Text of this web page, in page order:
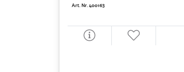
Art. Nr. 400163